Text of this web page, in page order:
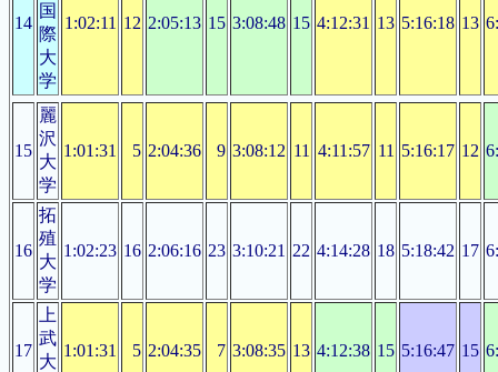
14
国
際
大
学
1:02:11 12 2:05:13 15 3:08:48 15 4:12:31 13 5:16:18 13
15
麗
沢
大
学
1:01:31 5 2:04:36 9 3:08:12 11 4:11:57 11 5:16:17 12
16
拓
殖
大
学
1:02:23 16 2:06:16 23 3:10:21 22 4:14:28 18 5:18:42 17
17
上
武
大
1:01:31 5 2:04:35 7 3:08:35 13 4:12:38 15 5:16:47 15